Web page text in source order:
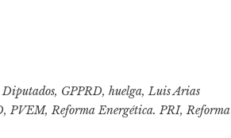
Diputados, GPPRD, huelga, Luis Arias
, PVEM, Reforma Energética. PRI, Reforma